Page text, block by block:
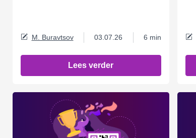
M. Buravtsov 03.07.26 6 min
Lees verder